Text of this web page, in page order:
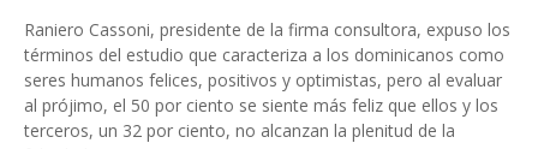
Raniero Cassoni, presidente de la firma consultora, expuso los
términos del estudio que caracteriza a los dominicanos como
seres humanos felices, positivos y optimistas, pero al evaluar
al prójimo, el 50 por ciento se siente más feliz que ellos y los
terceros, un 32 por ciento, no alcanzan la plenitud de la